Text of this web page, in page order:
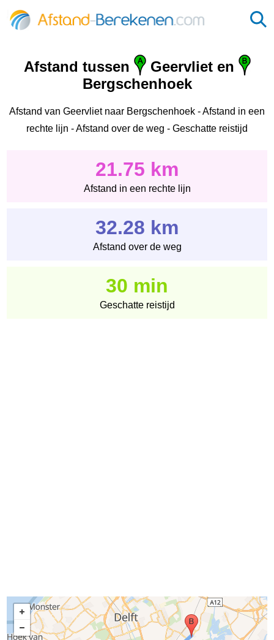
Afstand tussen
Geervliet en
Bergschenhoek
Afstand van Geervliet naar Bergschenhoek - Afstand in een
rechte lijn - Afstand over de weg - Geschatte reistijd
21.75 km
Afstand in een rechte lijn
32.28 km
Afstand over de weg
30 min
Geschatte reistijd